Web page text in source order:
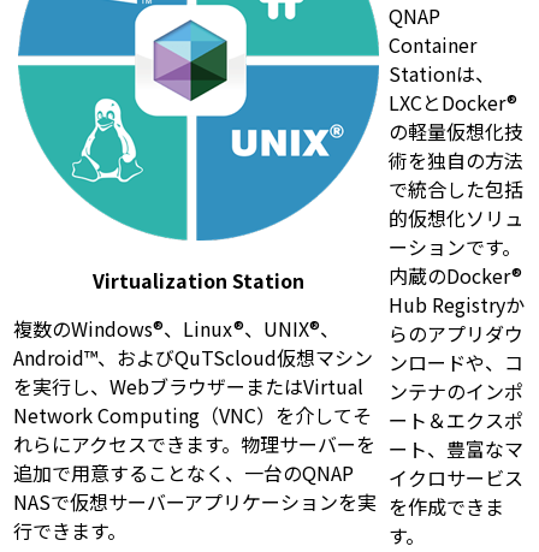
Virtualization Station
複数のWindows®、Linux®、UNIX®、
Android™、およびQuTScloud仮想マシン
を実行し、WebブラウザーまたはVirtual
Network Computing（VNC）を介してそ
れらにアクセスできます。物理サーバーを
追加で用意することなく、一台のQNAP
NASで仮想サーバーアプリケーションを実
行できます。
QNAP
Container
Stationは、
LXCとDocker®
の軽量仮想化技
術を独自の方法
で統合した包括
的仮想化ソリュ
ーションです。
内蔵のDocker®
Hub Registryか
らのアプリダウ
ンロードや、コ
ンテナのインポ
ート＆エクスポ
ート、豊富なマ
イクロサービス
を作成できま
す。